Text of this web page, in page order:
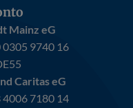
Mainz eG
9740 16
Caritas eG
7180 14